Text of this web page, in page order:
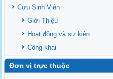
Cựu Sinh Viên
Giới Thiệu
Hoạt động và sự kiện
Công khai
Đơn vị trực thuộc